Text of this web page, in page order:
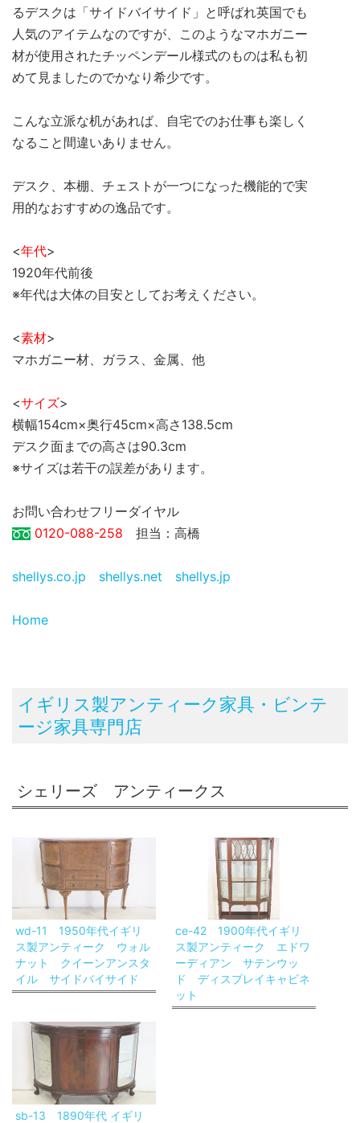
るデスクは「サイドバイサイド」と呼ばれ英国でも
人気のアイテムなのですが、このようなマホガニー
材が使用されたチッペンデール様式のものは私も初
めて見ましたのでかなり希少です。
こんな立派な机があれば、自宅でのお仕事も楽しく
なること間違いありません。
デスク、本棚、チェストが一つになった機能的で実
用的なおすすめの逸品です。
<年代>
1920年代前後
※年代は大体の目安としてお考えください。
<素材>
マホガニー材、ガラス、金属、他
<サイズ>
横幅154cm×奥行45cm×高さ138.5cm
デスク面までの高さは90.3cm
※サイズは若干の誤差があります。
お問い合わせフリーダイヤル
0120-088-258 担当：高橋
shellys.co.jp shellys.net shellys.jp
Home
イギリス製アンティーク家具・ビンテ
ージ家具専門店
シェリーズ アンティークス
wd-11 1950年代イギリ
ス製アンティーク ウォル
ナット クイーンアンスタ
イル サイドバイサイド
ce-42 1900年代イギリ
ス製アンティーク エドワ
ーディアン サテンウッ
ド ディスプレイキャビネ
ット
sb-13 1890年代 イギリ